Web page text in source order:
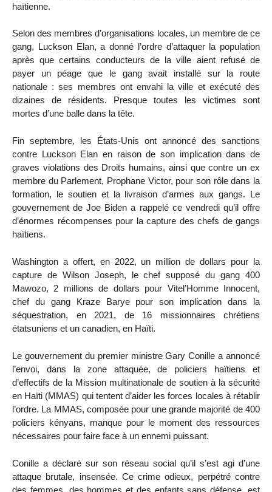
haïtienne.
Selon des membres d’organisations locales, un membre de ce
gang, Luckson Elan, a donné l’ordre d’attaquer la population
après que certains conducteurs de la ville aient refusé de
payer un péage que le gang avait installé sur la route
nationale : ses membres ont envahi la ville et exécuté des
dizaines de résidents. Presque toutes les victimes sont
mortes d’une balle dans la tête.
Fin septembre, les États-Unis ont annoncé des sanctions
contre Luckson Elan en raison de son implication dans de
graves violations des Droits humains, ainsi que contre un ex
membre du Parlement, Prophane Victor, pour son rôle dans la
formation, le soutien et la livraison d’armes aux gangs. Le
gouvernement de Joe Biden a rappelé ce vendredi qu’il offre
d’énormes récompenses pour la capture des chefs de gangs
haïtiens.
Washington a offert, en 2022, un million de dollars pour la
capture de Wilson Joseph, le chef supposé du gang 400
Mawozo, 2 millions de dollars pour Vitel’Homme Innocent,
chef du gang Kraze Barye pour son implication dans la
séquestration, en 2021, de 16 missionnaires chrétiens
étatsuniens et un canadien, en Haïti.
Le gouvernement du premier ministre Gary Conille a annoncé
l’envoi, dans la zone attaquée, de policiers haïtiens et
d’effectifs de la Mission multinationale de soutien à la sécurité
en Haïti (MMAS) qui tentent d’aider les forces locales à rétablir
l’ordre. La MMAS, composée pour une grande majorité de 400
policiers kényans, manque pour le moment des ressources
nécessaires pour faire face à un ennemi puissant.
Conille a déclaré sur son réseau social qu’il s’est agi d’une
attaque brutale, insensée. Ce crime odieux, perpétré contre
des femmes, des hommes et des enfants sans défense, est